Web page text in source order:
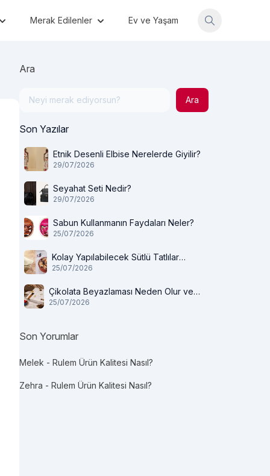
Merak Edilenler Ev ve Yaşam
Ara
Ara
Son Yazılar
Etnik Desenli Elbise Nerelerde Giyilir?
29/07/2026
Seyahat Seti Nedir?
29/07/2026
Sabun Kullanmanın Faydaları Neler?
25/07/2026
Kolay Yapılabilecek Sütlü Tatlılar
Nelerdir?
25/07/2026
Çikolata Beyazlaması Neden Olur ve
Tüketilir mi?
25/07/2026
Son Yorumlar
Melek - Rulem Ürün Kalitesi Nasıl?
Zehra - Rulem Ürün Kalitesi Nasıl?